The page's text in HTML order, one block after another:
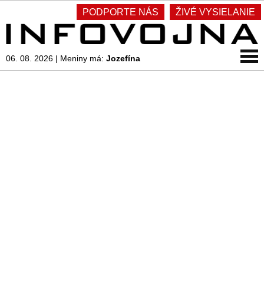
PODPORTE NÁS ŽIVÉ VYSIELANIE
06. 08. 2026 | Meniny má: Jozefína